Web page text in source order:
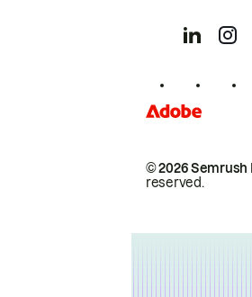
© 2026 Semrush
reserved.